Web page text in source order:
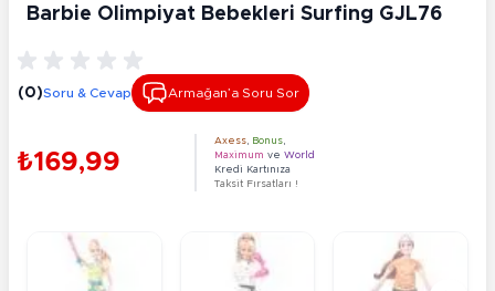
Barbie Olimpiyat Bebekleri Surfing GJL76
(0)Soru & Cevap Armağan’a Soru Sor
₺169,99
Axess Bonus
Maximum ve World
Kredi Kartınıza
Taksit Fırsatları !